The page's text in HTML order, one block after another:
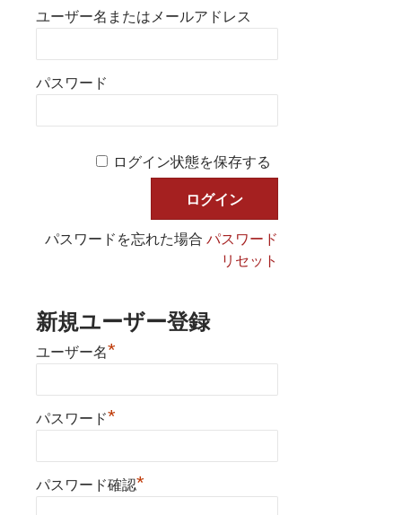
ユーザー名またはメールアドレス
パスワード
ログイン状態を保存する
パスワードを忘れた場合パスワード
リセット
新規ユーザー登録
ユーザー名*
パスワード*
パスワード確認*